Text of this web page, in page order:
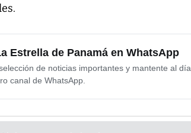
Estrella de Panamá en WhatsApp
de noticias importantes y mantente al día
canal de WhatsApp.